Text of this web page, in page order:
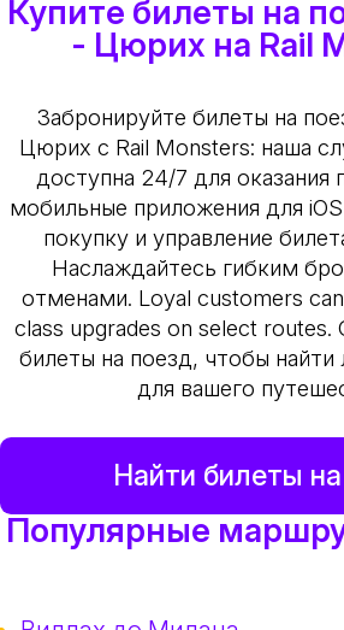
Купите билеты на
- Цюрих на Rail
Забронируйте билеты на
Цюрих с Rail Monsters: наша
доступна 24/7 для
мобильные приложения для
покупку и управление
Наслаждайтесь гибким
отменами. Loyal customers
class upgrades on select routes.
билеты на поезд, чтобы найти
для вашего
Найти билеты
Популярные